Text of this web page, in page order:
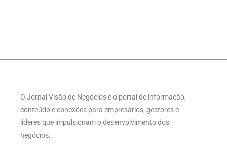
O Jornal Visão de Negócios é o portal de informação,
conteúdo e conexões para empresários, gestores e
líderes que impulsionam o desenvolvimento dos
negócios.